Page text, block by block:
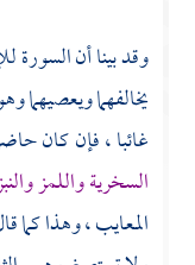
وقد بينا أن السورة
يخالفهما ويعصيهما
غائبا ، فإن كان
السخرية واللمز
المعايب ، وهذا